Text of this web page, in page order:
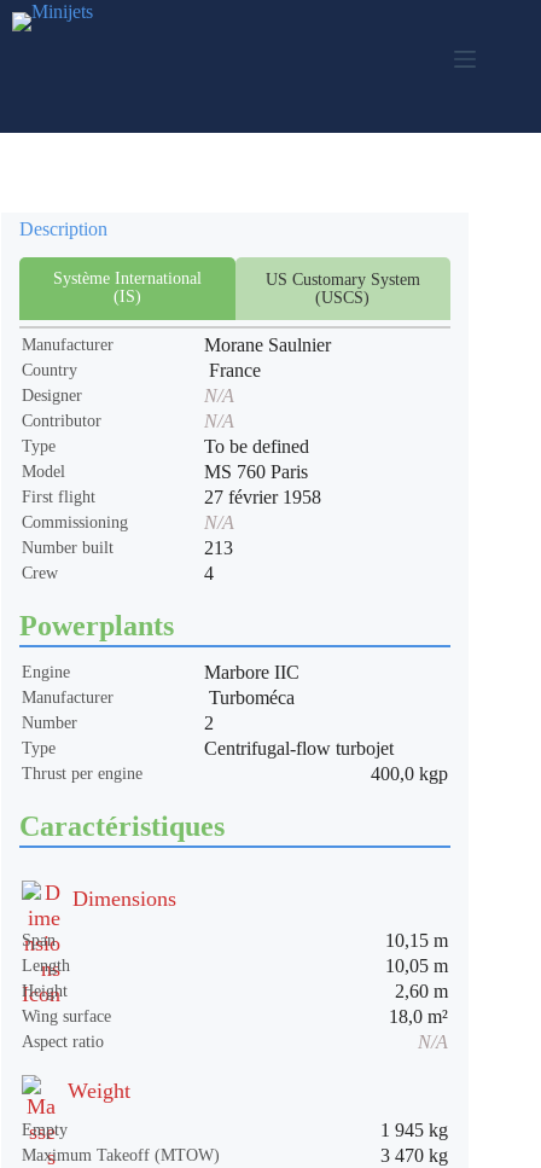
Skip
to
Description
Système International
(IS)
US Customary System
(USCS)
Manufacturer Morane Saulnier
Country France
Designer N/A
Contributor N/A
Type To be defined
Model MS 760 Paris
First flight 27 février 1958
Commissioning N/A
Number built 213
Crew 4
Powerplants
Engine Marbore IIC
Manufacturer Turboméca
Number 2
Type Centrifugal-flow turbojet
Thrust per engine 400,0 kgp
Caractéristiques
Dimensions
Span 10,15 m
Length 10,05 m
Height 2,60 m
Wing surface 18,0 m²
Aspect ratio N/A
Weight
Empty 1 945 kg
Maximum Takeoff (MTOW) 3 470 kg